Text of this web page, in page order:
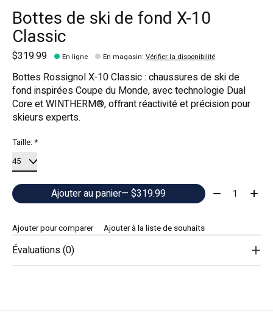
Bottes de ski de fond X-10
Classic
$319.99 En ligne En magasin:Vérifier la disponibilité
Bottes Rossignol X-10 Classic : chaussures de ski de
fond inspirées Coupe du Monde, avec technologie Dual
Core et WINTHERM®, offrant réactivité et précision pour
skieurs experts.
Taille:*
Ajouter au panier — $319.99 Quantité:
Ajouter pour comparer Ajouter à la liste de souhaits
Évaluations (0)